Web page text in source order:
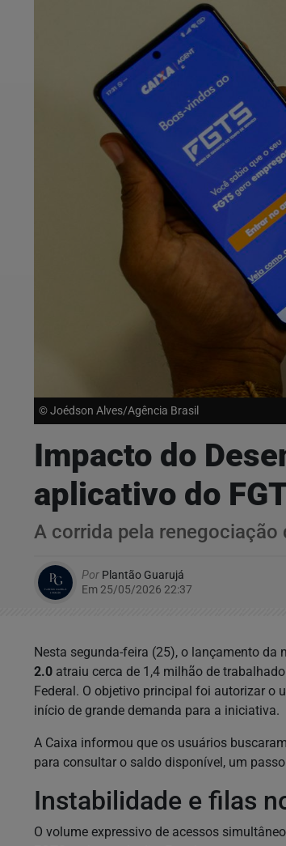
© Joédson Alves/Agência Brasil
Impacto do
aplicativo do
A corrida pela
Por Plantão Guarujá
Em 25/05/2026 22:37
Nesta segunda-feira (25), o lançamento da
2.0 atraiu cerca de 1,4 milhão de
Federal. O objetivo principal foi autorizar o
início de grande demanda para a iniciativa.
A Caixa informou que os usuários
para consultar o saldo disponível, um
Instabilidade e filas
O volume expressivo de acessos